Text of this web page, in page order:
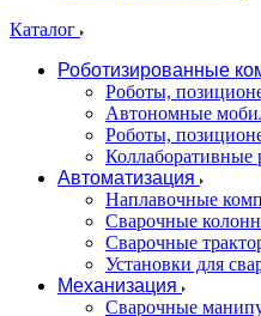
Каталог
Роботизированные
Роботы,
Автономные
Роботы,
Коллаборативные
Автоматизация
Наплавочные
Сварочные
Сварочные
Установки для
Механизация
Сварочные